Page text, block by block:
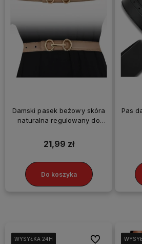
Damski pasek beżowy skóra
naturalna regulowany do
21,99 zł
Do koszyka
Pas
WYSYŁKA 24H
WYSYŁKA 24H
WYSYŁKA 24H
WYSYŁKA 24H
WYSYŁKA 24H
WYSYŁKA 24H
WYSYŁKA 24H Do ulubionych